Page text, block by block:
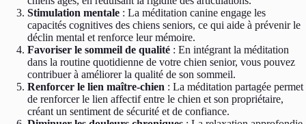
Stimulation mentale : La méditation canine engage les
capacités cognitives des chiens seniors, ce qui aide à prévenir le
déclin mental et renforce leur mémoire.
Favoriser le sommeil de qualité : En intégrant la méditation
dans la routine quotidienne de votre chien senior, vous pouvez
contribuer à améliorer la qualité de son sommeil.
Renforcer le lien maître-chien : La méditation partagée permet
de renforcer le lien affectif entre le chien et son propriétaire,
créant un sentiment de sécurité et de confiance.